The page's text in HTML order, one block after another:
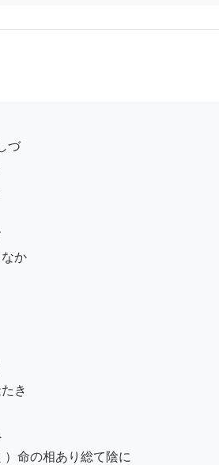
か
き
命の相あり総て陰に